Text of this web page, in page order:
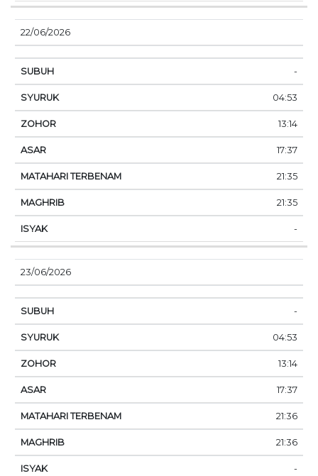
22/06/2026
-
04:53
13:14
17:37
21:35
21:35
-
23/06/2026
-
04:53
13:14
17:37
21:36
21:36
-